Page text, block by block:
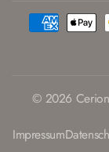
© 2026
Impressum